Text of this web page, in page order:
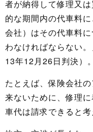
者が納得して修理又
的な期間内の代車料
会社）はその代車料
わなければならない
13年12月26日判決）。
たとえば、保険会社
来ないために、修理
車代は請求できると考